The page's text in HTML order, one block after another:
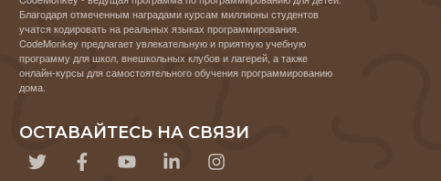
Благодаря отмеченным наградами курсам миллионы студентов
учатся кодировать на реальных языках программирования.
CodeMonkey предлагает увлекательную и приятную учебную
программу для школ, внешкольных клубов и лагерей, а также
онлайн-курсы для самостоятельного обучения программированию
дома.
ОСТАВАЙТЕСЬ НА СВЯЗИ